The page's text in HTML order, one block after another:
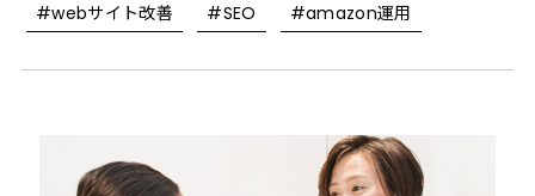
#webサイト改善
#SEO #amazon運用